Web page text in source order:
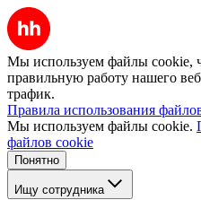
Мы используем файлы cookie,
правильную работу нашего
трафик.
Правила использования
Мы используем файлы cookie.
файлов cookie
Понятно
Ищу сотрудника